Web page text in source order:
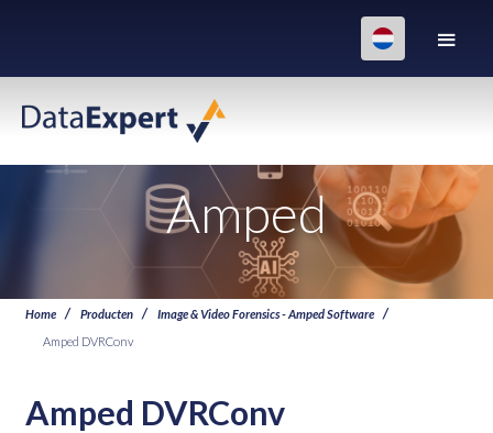
Amped
Home Producten
Image & Video Forensics - Amped Software
Amped DVRConv
Amped DVRConv